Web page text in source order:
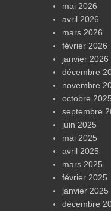
mai 2026
avril 2026
mars 2026
février 2026
janvier 2026
décembre
novembre
octobre 2025
septembre
juin 2025
mai 2025
avril 2025
mars 2025
février 2025
janvier 2025
décembre